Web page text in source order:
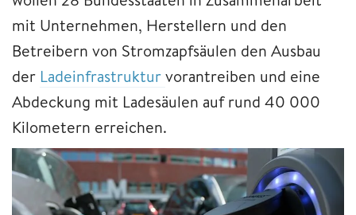
mit Unternehmen, Herstellern und den
Betreibern von Stromzapfsäulen den Ausbau
der Ladeinfrastrukturvorantreiben und eine
Abdeckung mit Ladesäulen auf rund 40 000
Kilometern erreichen.